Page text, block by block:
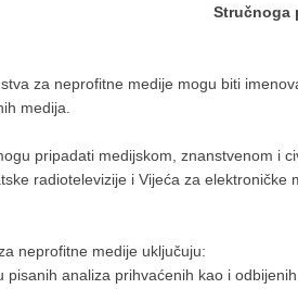
Stručnoga
za neprofitne medije mogu biti
medija.
pripadati medijskom, znanstvenom i
radiotelevizije i Vijeća za
neprofitne medije uključuju:
analiza prihvaćenih kao i odbijenih